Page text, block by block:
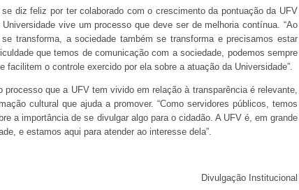
diz feliz por ter colaborado com o crescimento da pontuação da UFV
vive um processo que deve ser de melhoria contínua. “Ao
transforma, a sociedade também se transforma e precisamos estar
que temos de comunicação com a sociedade, podemos sempre
facilitem o controle exercido por ela sobre a atuação da Universidade”.
processo que a UFV tem vivido em relação à transparência é relevante,
cultural que ajuda a promover. “Como servidores públicos, temos
a importância de se divulgar algo para o cidadão. A UFV é, em grande
e estamos aqui para atender ao interesse dela”.
Divulgação Institucional